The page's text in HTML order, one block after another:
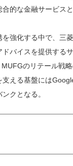
的な金融サービス
強化する中で、三
バイスを提供する
のリテール戦
える基盤には
クとなる。